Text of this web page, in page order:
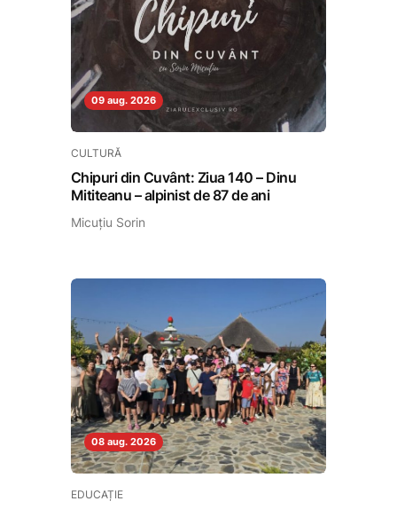
09 aug. 2026
CULTURĂ
Chipuri din Cuvânt: Ziua 140 – Dinu
Mititeanu – alpinist de 87 de ani
Micuțiu Sorin
08 aug. 2026
EDUCAȚIE